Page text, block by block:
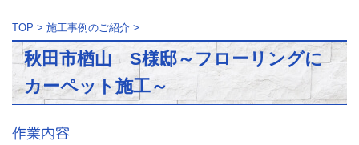
TOP > 施工事例のご紹介 >
秋田市楢山 S様邸～フローリングに
カーペット施工～
作業内容